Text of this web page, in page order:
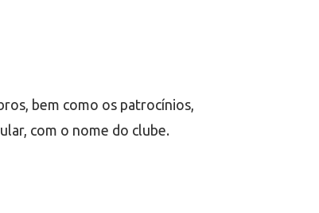
bem como os patrocínios,
com o nome do clube.